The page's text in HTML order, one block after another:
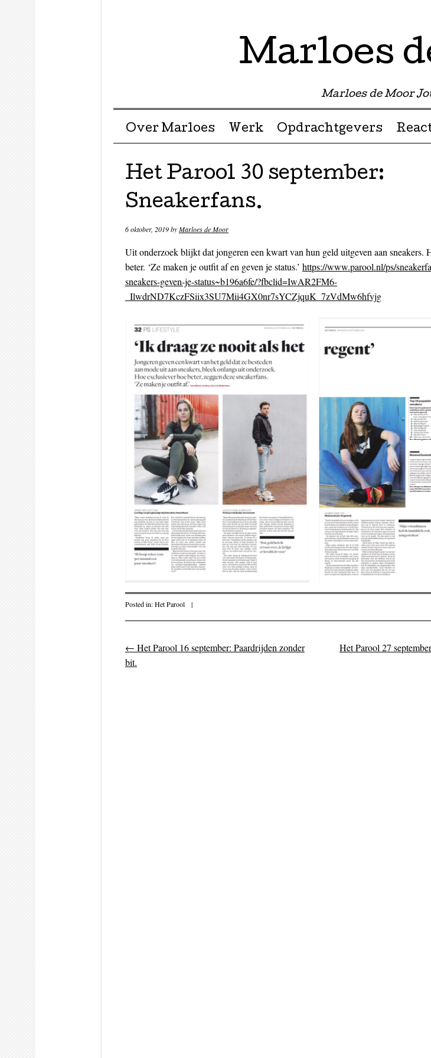
Marloes
Marloes de Moor
Menu ☰
Skip to content
Over Marloes Werk Opdrachtgevers
Het Parool 30 september:
Sneakerfans.
6 oktober, 2019byMarloes de Moor
Uit onderzoek blijkt dat jongeren een kwart van hun geld uitgeven aan sneakers.
beter. ‘Ze maken je outfit af en geven je status.’ https://www.parool.nl/ps/
sneakers-geven-je-status~b196a6fe/?fbclid=IwAR2FM6-
_IlwdrND7KczFSiix3SU7Mii4GX0nr7sYCZjquK_7zVdMw6hfvjg
Posted in:Het Parool |
Post navigation
← Het Parool 16 september: Paardrijden zonder
bit.
Het Parool 27